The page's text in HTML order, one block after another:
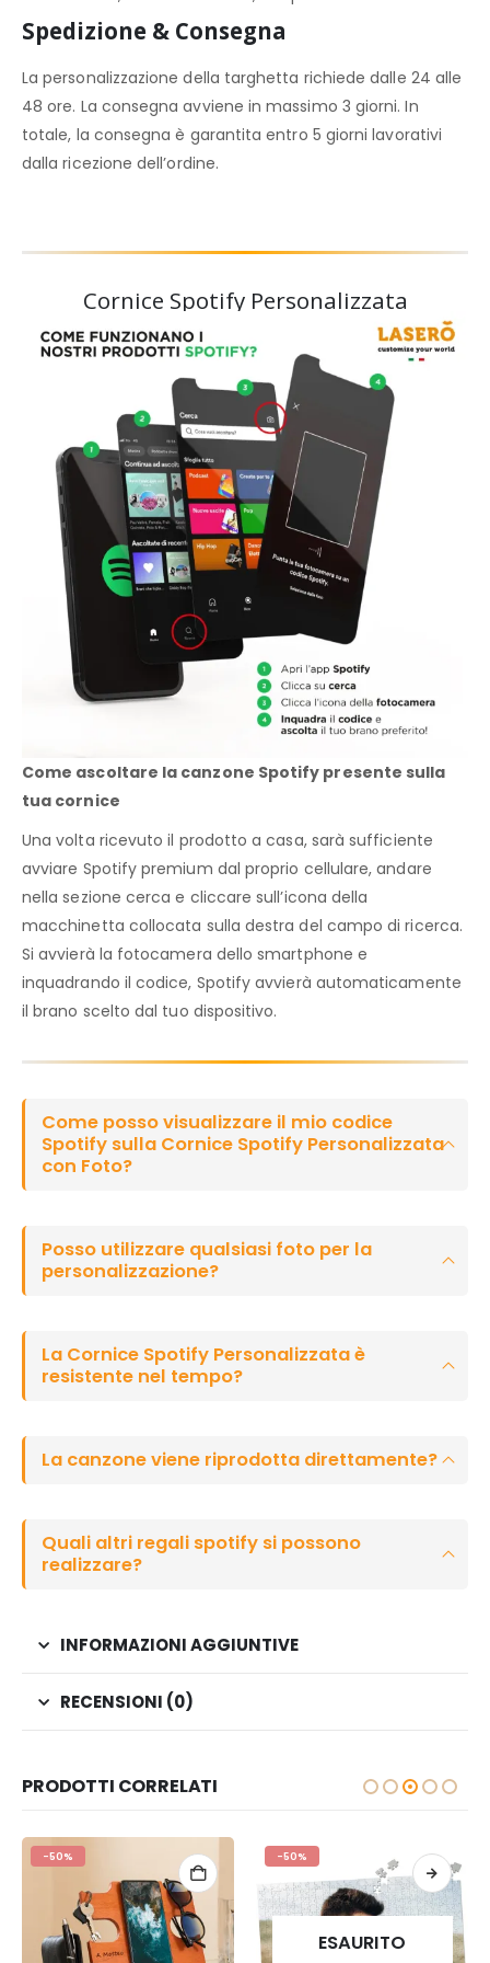
Spedizione & Consegna
La personalizzazione della targhetta richiede dalle 24 alle
48 ore. La consegna avviene in massimo 3 giorni. In
totale, la consegna è garantita entro 5 giorni lavorativi
dalla ricezione dell’ordine.
Cornice Spotify Personalizzata
Come ascoltare la canzone Spotify presente sulla
tua cornice
Una volta ricevuto il prodotto a casa, sarà sufficiente
avviare Spotify premium dal proprio cellulare, andare
nella sezione cerca e cliccare sull’icona della
macchinetta collocata sulla destra del campo di ricerca.
Si avvierà la fotocamera dello smartphone e
inquadrando il codice, Spotify avvierà automaticamente
il brano scelto dal tuo dispositivo.
Come posso visualizzare il mio codice
Spotify sulla Cornice Spotify Personalizzata
con Foto?
Posso utilizzare qualsiasi foto per la
personalizzazione?
La Cornice Spotify Personalizzata è
resistente nel tempo?
La canzone viene riprodotta direttamente?
Quali altri regali spotify si possono
realizzare?
INFORMAZIONI AGGIUNTIVE
RECENSIONI (0)
PRODOTTI CORRELATI
-50% -50%
ESAURITO